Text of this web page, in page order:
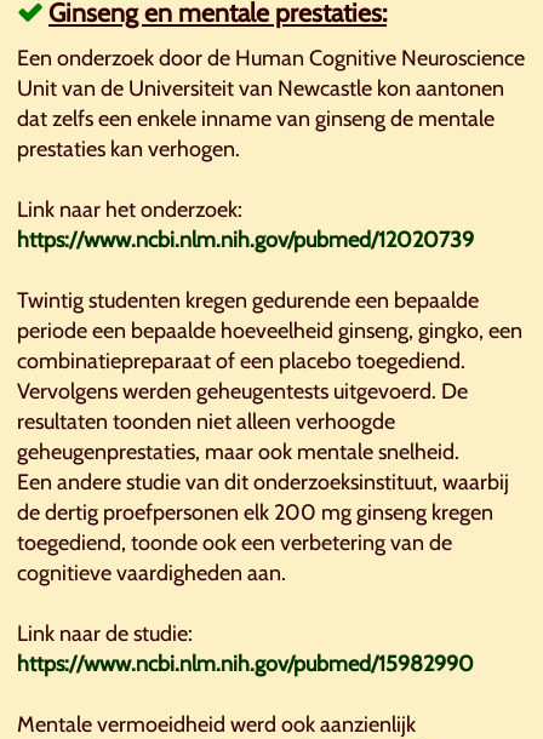
Ginseng en mentale prestaties:
Een onderzoek door de Human Cognitive Neuroscience
Unit van de Universiteit van Newcastle kon aantonen
dat zelfs een enkele inname van ginseng de mentale
prestaties kan verhogen.
Link naar het onderzoek:
https://www.ncbi.nlm.nih.gov/pubmed/12020739
Twintig studenten kregen gedurende een bepaalde
periode een bepaalde hoeveelheid ginseng, gingko, een
combinatiepreparaat of een placebo toegediend.
Vervolgens werden geheugentests uitgevoerd. De
resultaten toonden niet alleen verhoogde
geheugenprestaties, maar ook mentale snelheid.
Een andere studie van dit onderzoeksinstituut, waarbij
de dertig proefpersonen elk 200 mg ginseng kregen
toegediend, toonde ook een verbetering van de
cognitieve vaardigheden aan.
Link naar de studie:
https://www.ncbi.nlm.nih.gov/pubmed/15982990
Mentale vermoeidheid werd ook aanzienlijk